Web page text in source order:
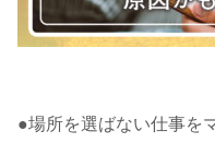
●場所を選ばない仕事を